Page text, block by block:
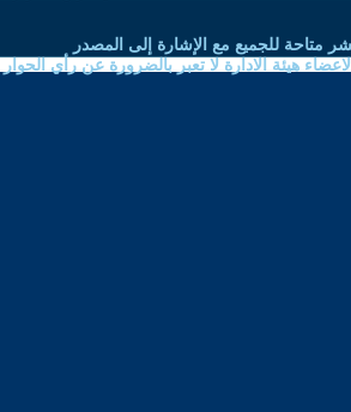
متاحة للجميع مع الإشارة إلى المصدر
هيئة الادارة لا تعبر بالضرورة عن رأي الحوار